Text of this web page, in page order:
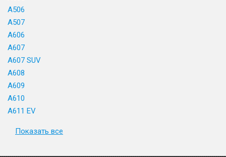
A506
A507
A606
A607
A607 SUV
A608
A609
A610
A611 EV
Показать все